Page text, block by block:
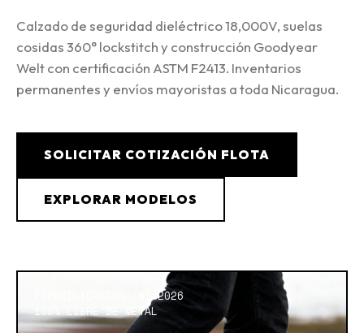
Calzado de seguridad dieléctrico 18,000V, suelas
cosidas 360° lockstitch y construcción Goodyear
Welt con certificación ASTM F2413. Inventarios
permanentes y envíos mayoristas a toda Nicaragua.
SOLICITAR COTIZACIÓN FLOTA
EXPLORAR MODELOS
ESPECIFICACIÓN: NI-2026
100% LIBRE DE METAL